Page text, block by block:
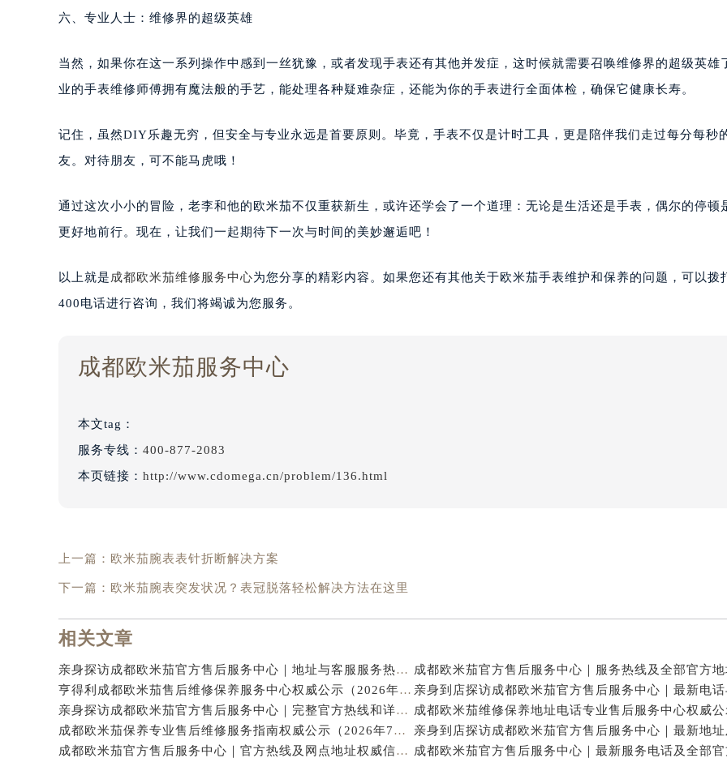
六、专业人士：维修界的超级英雄
当然，如果你在这一系列操作中感到一丝犹豫，或者发现手表还有其他并发症，这时候就需要召唤维修界的超级英雄
业的手表维修师傅拥有魔法般的手艺，能处理各种疑难杂症，还能为你的手表进行全面体检，确保它健康长寿。
记住，虽然DIY乐趣无穷，但安全与专业永远是首要原则。毕竟，手表不仅是计时工具，更是陪伴我们走过每分每秒
友。对待朋友，可不能马虎哦！
通过这次小小的冒险，老李和他的欧米茄不仅重获新生，或许还学会了一个道理：无论是生活还是手表，偶尔的停顿
更好地前行。现在，让我们一起期待下一次与时间的美妙邂逅吧！
以上就是 成都欧米茄维修服务中心为您分享的精彩内容。如果您还有其他关于欧米茄手表维护和保养的问题，可以拨
400电话进行咨询，我们将竭诚为您服务。
成都欧米茄服务中心
本文tag：
服务专线： 400-877-2083
本页链接： http://www.cdomega.cn/problem/136.html
上一篇： 欧米茄腕表表针折断解决方案
下一篇： 欧米茄腕表突发状况？表冠脱落轻松解决方法在这里
相关文章
亲身探访成都欧米茄官方售后服务中心｜地址与客服服务热线（2026年7月最新）
亨得利成都欧米茄售后维修保养服务中心权威公示（2026年7月最新）
亲身探访成都欧米茄官方售后服务中心｜完整官方热线和详细地址（2026年7月最新）
成都欧米茄保养专业售后维修服务指南权威公示（2026年7月最新）
成都欧米茄官方售后服务中心｜官方热线及网点地址权威信息公示（2026年7月最新）